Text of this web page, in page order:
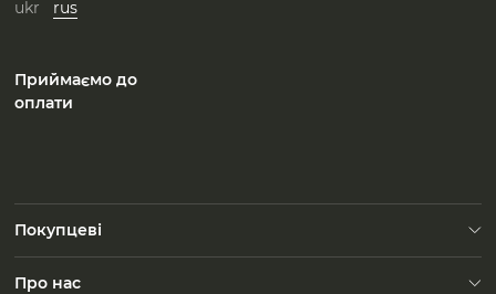
ukr rus
Приймаємо до
оплати
Покупцеві
Про нас